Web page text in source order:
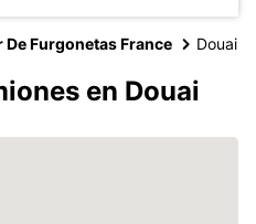
De Furgonetas France Douai
en Douai